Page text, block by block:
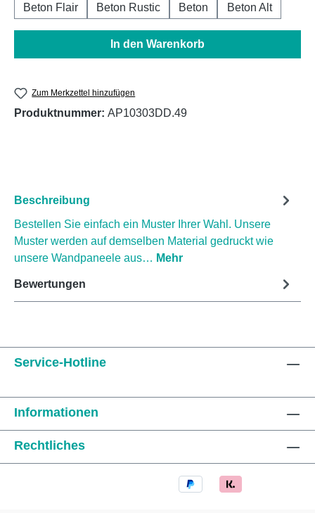
Beton Flair
Beton Rustic Beton Beton Alt
In den Warenkorb
Zum Merkzettel hinzufügen
Produktnummer: AP10303DD.49
Beschreibung
Bestellen Sie einfach ein Muster Ihrer Wahl. Unsere
Muster werden auf demselben Material gedruckt wie
unsere Wandpaneele aus… Mehr
Bewertungen
Service-Hotline
Informationen
Rechtliches